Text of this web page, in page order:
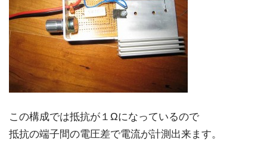
この構成では抵抗が１Ωになっているので
抵抗の端子間の電圧差で電流が計測出来ます。